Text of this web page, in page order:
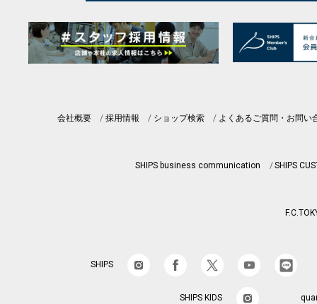
会社概要 採用情報 ショップ検索 よくあるご質問・お問い
SHIPS business communication SHIPS
SHIPS
SHIPS KIDS